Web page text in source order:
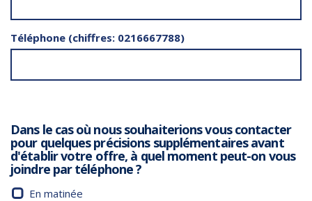
Téléphone (chiffres: 0216667788)
Dans le cas où nous souhaiterions vous contacter
pour quelques précisions supplémentaires avant
d'établir votre offre, à quel moment peut-on vous
joindre par téléphone ?
En matinée